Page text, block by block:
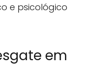
e psicológico
em